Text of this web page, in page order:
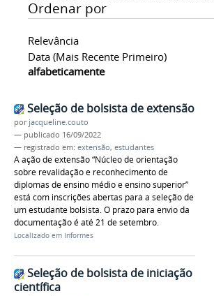
Ordenar por
Relevância
Data (mais Recente Primeiro)
alfabeticamente
Seleção de bolsista de extensão
por jacqueline.couto
— publicado 16/09/2022
— registrado em: extensão, estudantes
A ação de extensão “Núcleo de orientação
sobre revalidação e reconhecimento de
diplomas de ensino médio e ensino superior”
está com inscrições abertas para a seleção de
um estudante bolsista. O prazo para envio da
documentação é até 21 de setembro.
Localizado em Informes
Seleção de bolsista de iniciação
científica